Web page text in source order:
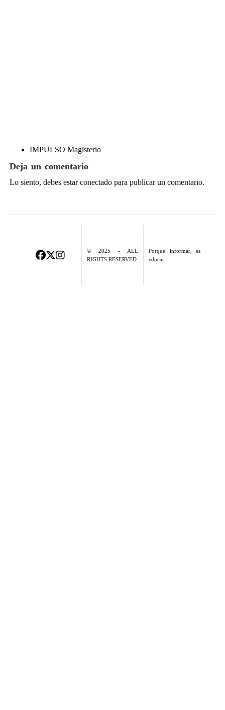
IMPULSO Magisterio
Deja un comentario
Lo siento, debes estarconectadopara publicar un comentario.
© 2025 - ALL
RIGHTS RESERVED.
Porque informar, es
educar.